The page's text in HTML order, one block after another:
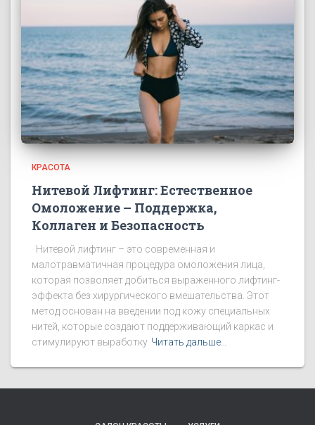
КРАСОТА
Нитевой Лифтинг: Естественное
Омоложение – Поддержка,
Коллаген и Безопасность
Нитевой лифтинг – это современная и
малотравматичная процедура омоложения лица,
которая позволяет добиться выраженного лифтинг-
эффекта без хирургического вмешательства. Этот
метод основан на введении под кожу специальных
нитей, которые создают поддерживающий каркас и
стимулируют выработку Читать дальше…